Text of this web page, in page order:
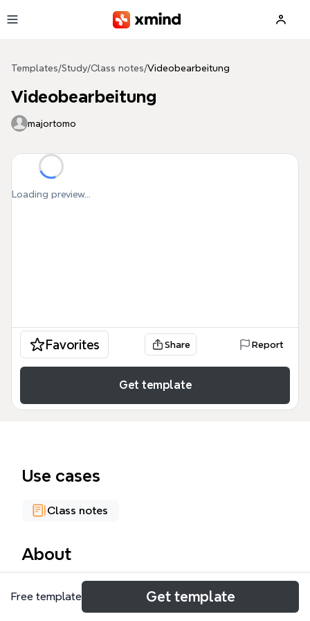
Templates/Study/Class notes/Videobearbeitung
Videobearbeitung
majortomo
Loading preview...
Favorites Share Report
Get template
Use cases
Class notes
About
Die Videobearbeitung-Mindmap von Xmind bietet
einen umfassenden Überblick über den gesamten
Free template Get template